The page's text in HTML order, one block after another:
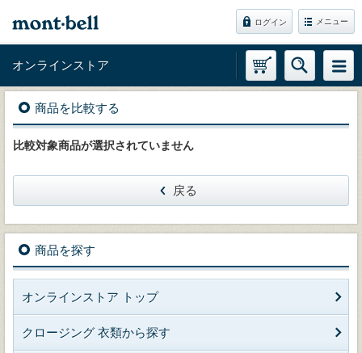
ログイン メニュー
オンラインストア
商品を比較する
比較対象商品が選択されていません
戻る
商品を探す
オンラインストア トップ
クロージング 衣類から探す